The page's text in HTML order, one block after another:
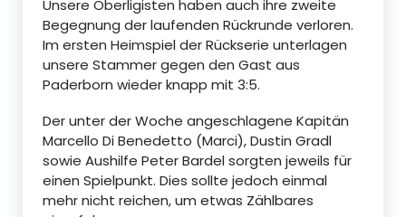
Unsere Oberligisten haben auch ihre zweite
Begegnung der laufenden Rückrunde verloren.
Im ersten Heimspiel der Rückserie unterlagen
unsere Stammer gegen den Gast aus
Paderborn wieder knapp mit 3:5.
Der unter der Woche angeschlagene Kapitän
Marcello Di Benedetto (Marci), Dustin Gradl
sowie Aushilfe Peter Bardel sorgten jeweils für
einen Spielpunkt. Dies sollte jedoch einmal
mehr nicht reichen, um etwas Zählbares